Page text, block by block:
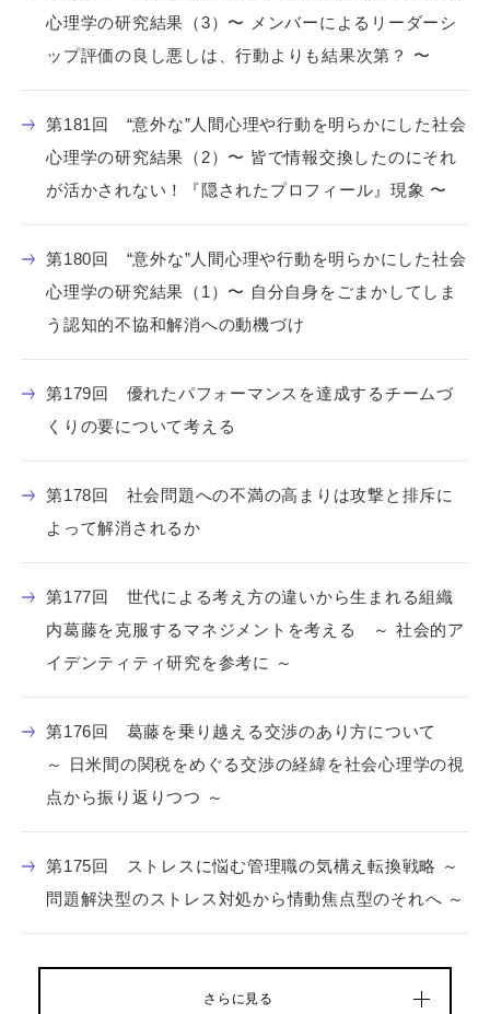
心理学の研究結果（3）〜 メンバーによるリーダーシ
ップ評価の良し悪しは、行動よりも結果次第？ 〜
第181回 “意外な”人間心理や行動を明らかにした社会
心理学の研究結果（2）〜 皆で情報交換したのにそれ
が活かされない！『隠されたプロフィール』現象 〜
第180回 “意外な”人間心理や行動を明らかにした社会
心理学の研究結果（1）〜 自分自身をごまかしてしま
う認知的不協和解消への動機づけ
第179回 優れたパフォーマンスを達成するチームづ
くりの要について考える
第178回 社会問題への不満の高まりは攻撃と排斥に
よって解消されるか
第177回 世代による考え方の違いから生まれる組織
内葛藤を克服するマネジメントを考える ～ 社会的ア
イデンティティ研究を参考に ～
第176回 葛藤を乗り越える交渉のあり方について
～ 日米間の関税をめぐる交渉の経緯を社会心理学の視
点から振り返りつつ ～
第175回 ストレスに悩む管理職の気構え転換戦略 ～
問題解決型のストレス対処から情動焦点型のそれへ ～
さらに見る